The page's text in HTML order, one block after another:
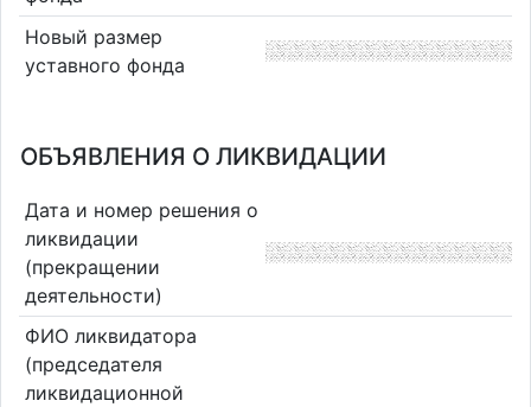
Новый размер
уставного фонда
ОБЪЯВЛЕНИЯ О ЛИКВИДАЦИИ
Дата и номер решения о
ликвидации
(прекращении
деятельности)
ФИО ликвидатора
(председателя
ликвидационной